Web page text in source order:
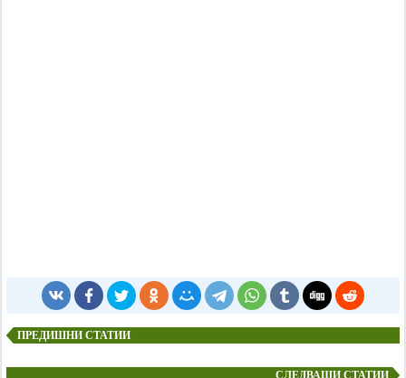
ПРЕДИШНИ СТАТИИ
СЛЕДВАЩИ СТАТИИ